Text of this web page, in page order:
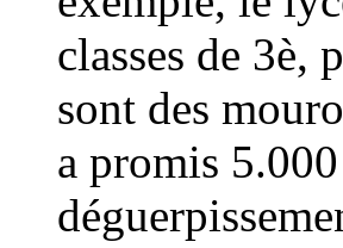
classes de 3è,
sont des
a promis